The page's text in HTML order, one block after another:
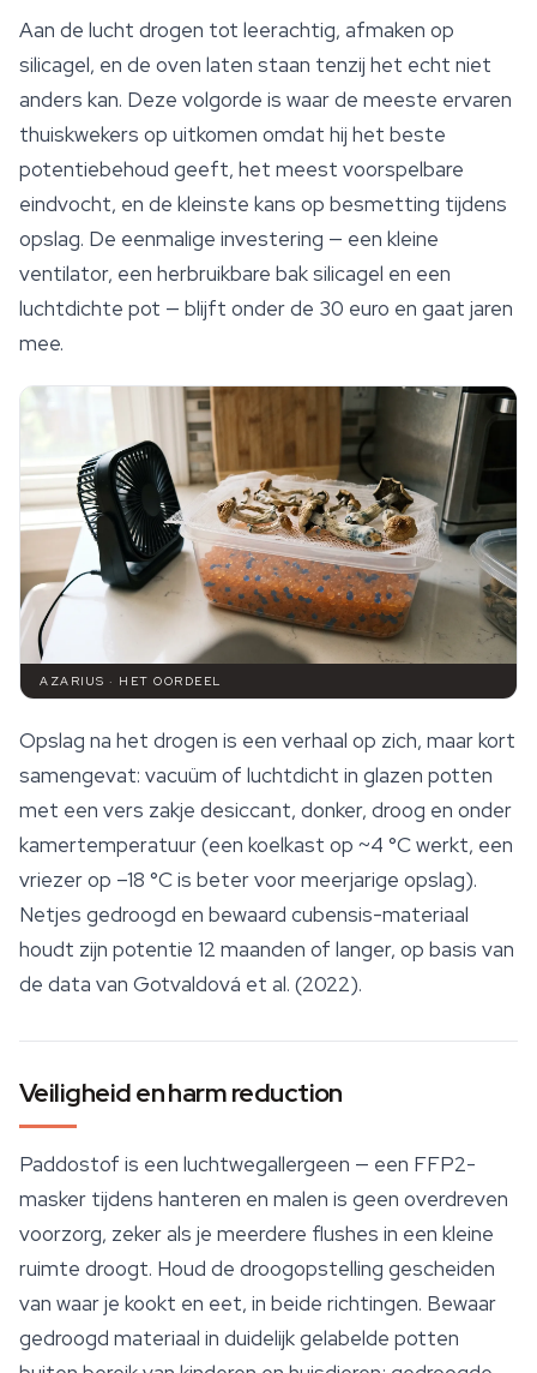
Aan de lucht drogen tot leerachtig, afmaken op
silicagel, en de oven laten staan tenzij het echt niet
anders kan. Deze volgorde is waar de meeste ervaren
thuiskwekers op uitkomen omdat hij het beste
potentiebehoud geeft, het meest voorspelbare
eindvocht, en de kleinste kans op besmetting tijdens
opslag. De eenmalige investering — een kleine
ventilator, een herbruikbare bak silicagel en een
luchtdichte pot — blijft onder de 30 euro en gaat jaren
mee.
AZARIUS · HET OORDEEL
Opslag na het drogen is een verhaal op zich, maar kort
samengevat: vacuüm of luchtdicht in glazen potten
met een vers zakje desiccant, donker, droog en onder
kamertemperatuur (een koelkast op ~4 °C werkt, een
vriezer op –18 °C is beter voor meerjarige opslag).
Netjes gedroogd en bewaard cubensis-materiaal
houdt zijn potentie 12 maanden of langer, op basis van
de data van Gotvaldová et al. (2022).
Veiligheid en harm reduction
Paddostof is een luchtwegallergeen — een FFP2-
masker tijdens hanteren en malen is geen overdreven
voorzorg, zeker als je meerdere flushes in een kleine
ruimte droogt. Houd de droogopstelling gescheiden
van waar je kookt en eet, in beide richtingen. Bewaar
gedroogd materiaal in duidelijk gelabelde potten